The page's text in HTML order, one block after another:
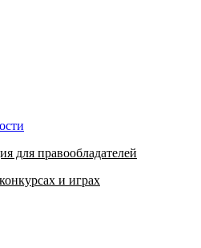
для правообладателей
и играх